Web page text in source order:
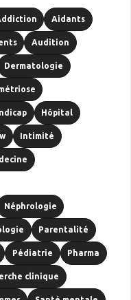
Aidants
Audition
Dermatologie
Hôpital
Intimité
Néphrologie
Parentalité
Pédiatrie Pharma
clinique